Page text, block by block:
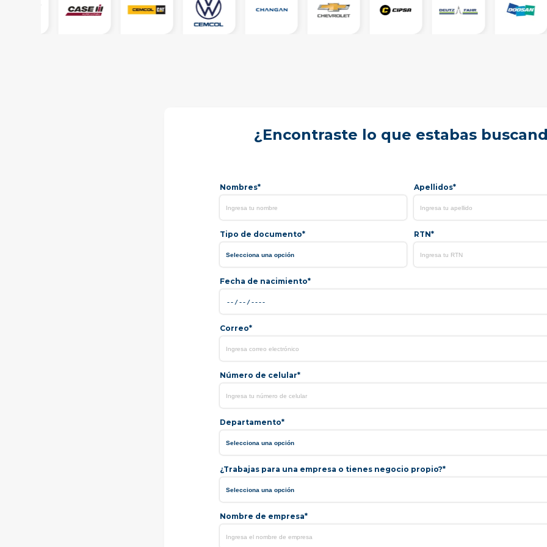
¿Encontraste lo que estabas
Nombres* Apellidos*
Tipo de documento* RTN*
Fecha de nacimiento*
Correo*
Número de celular*
Departamento*
¿Trabajas para una empresa o tienes negocio propio?*
Nombre de empresa*